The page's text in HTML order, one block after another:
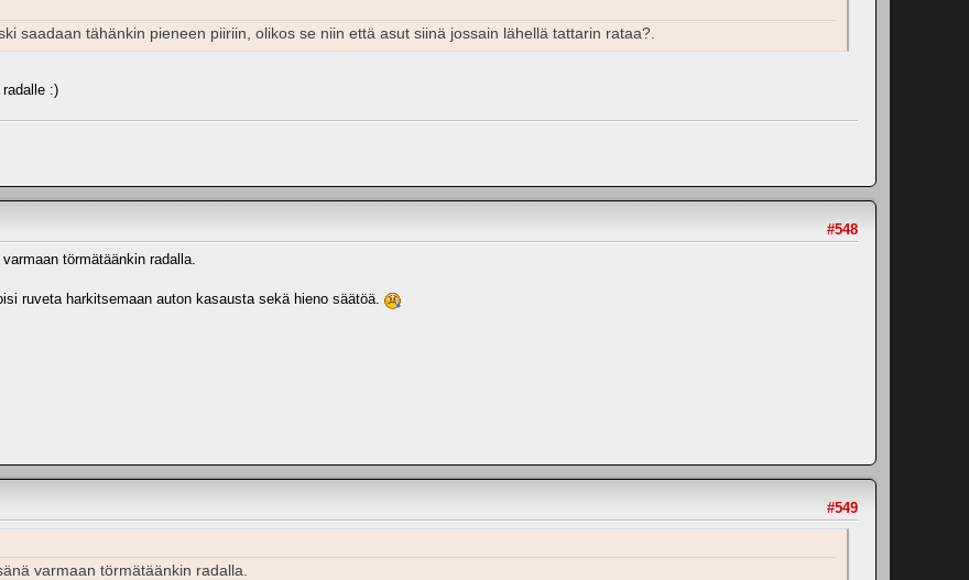
saadaan tähänkin pieneen piiriin, olikos se niin että asut siinä jossain lähellä tattarin rataa?.
:)
#548
törmätäänkin radalla.
ruveta harkitsemaan auton kasausta sekä hieno säätöä.
#549
varmaan törmätäänkin radalla.